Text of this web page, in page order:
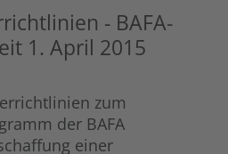
- BAFA-
1. April 2015
zum
der BAFA
einer